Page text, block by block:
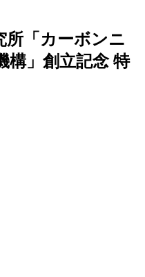
所「カーボンニ
構」創立記念 特